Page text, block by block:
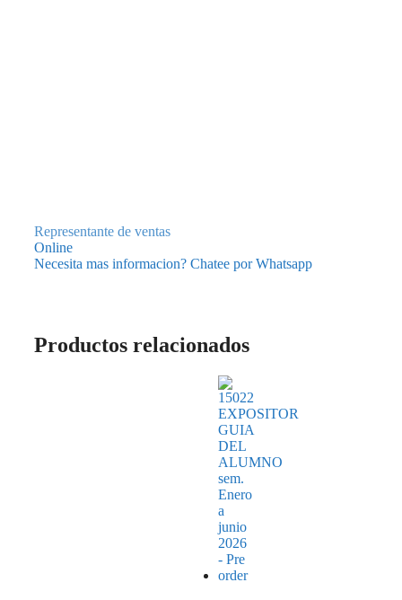
Representante de ventas
Online
Necesita mas informacion? Chatee por Whatsapp
Productos relacionados